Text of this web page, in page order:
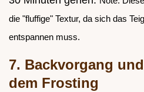
die "fluffige" Textur, da sich das
entspannen muss.
7. Backvorgang
dem Frosting